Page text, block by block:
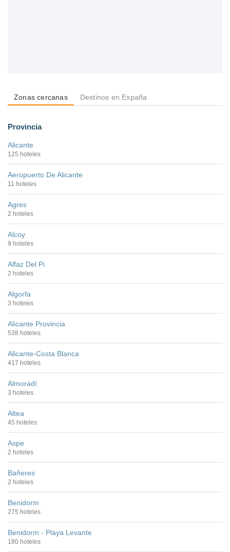
Zonas cercanas Destinos en España
Provincia
Alicante
125 hoteles
Aeropuerto De Alicante
11 hoteles
Agres
2 hoteles
Alcoy
9 hoteles
Alfaz Del Pi
2 hoteles
Algorfa
3 hoteles
Alicante Provincia
538 hoteles
Alicante-Costa Blanca
417 hoteles
Almoradí
3 hoteles
Altea
45 hoteles
Aspe
2 hoteles
Bañeres
2 hoteles
Benidorm
275 hoteles
Benidorm - Playa Levante
180 hoteles